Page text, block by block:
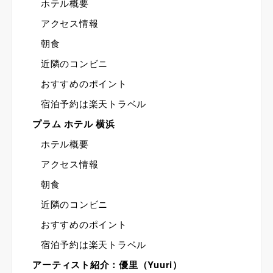
ホテル概要
アクセス情報
朝食
近隣のコンビニ
おすすめのポイント
宿泊予約は楽天トラベル
プラム ホテル 横浜
ホテル概要
アクセス情報
朝食
近隣のコンビニ
おすすめのポイント
宿泊予約は楽天トラベル
アーティスト紹介：優里（Yuuri）